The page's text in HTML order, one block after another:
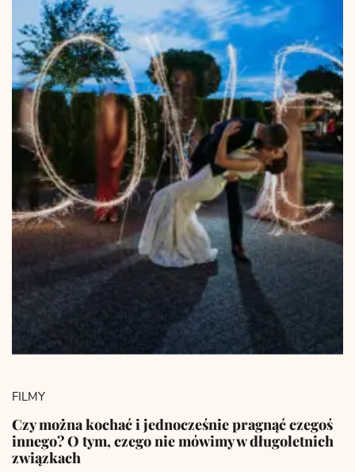
FILMY
Czy można kochać i jednocześnie pragnąć czegoś
innego? O tym, czego nie mówimy w długoletnich
związkach